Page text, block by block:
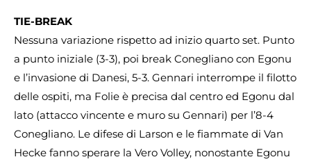
TIE-BREAK
Nessuna variazione rispetto ad inizio quarto set. Punto
a punto iniziale (3-3), poi break Conegliano con Egonu
e l’invasione di Danesi, 5-3. Gennari interrompe il filotto
delle ospiti, ma Folie è precisa dal centro ed Egonu dal
lato (attacco vincente e muro su Gennari) per l’8-4
Conegliano. Le difese di Larson e le fiammate di Van
Hecke fanno sperare la Vero Volley, nonostante Egonu